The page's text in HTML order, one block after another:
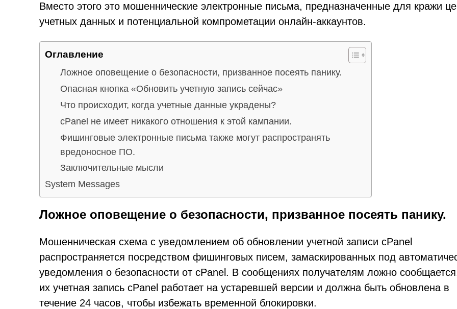
Вместо этого это мошеннические электронные письма, предназначенные для кражи
учетных данных и потенциальной компрометации онлайн-аккаунтов.
Оглавление
Ложное оповещение о безопасности, призванное посеять панику.
Опасная кнопка «Обновить учетную запись сейчас»
Что происходит, когда учетные данные украдены?
cPanel не имеет никакого отношения к этой кампании.
Фишинговые электронные письма также могут распространять
вредоносное ПО.
Заключительные мысли
System Messages
Ложное оповещение о безопасности, призванное посеять панику.
Мошенническая схема с уведомлением об обновлении учетной записи cPanel
распространяется посредством фишинговых писем, замаскированных под
уведомления о безопасности от cPanel. В сообщениях получателям ложно
их учетная запись cPanel работает на устаревшей версии и должна быть обновлена в
течение 24 часов, чтобы избежать временной блокировки.